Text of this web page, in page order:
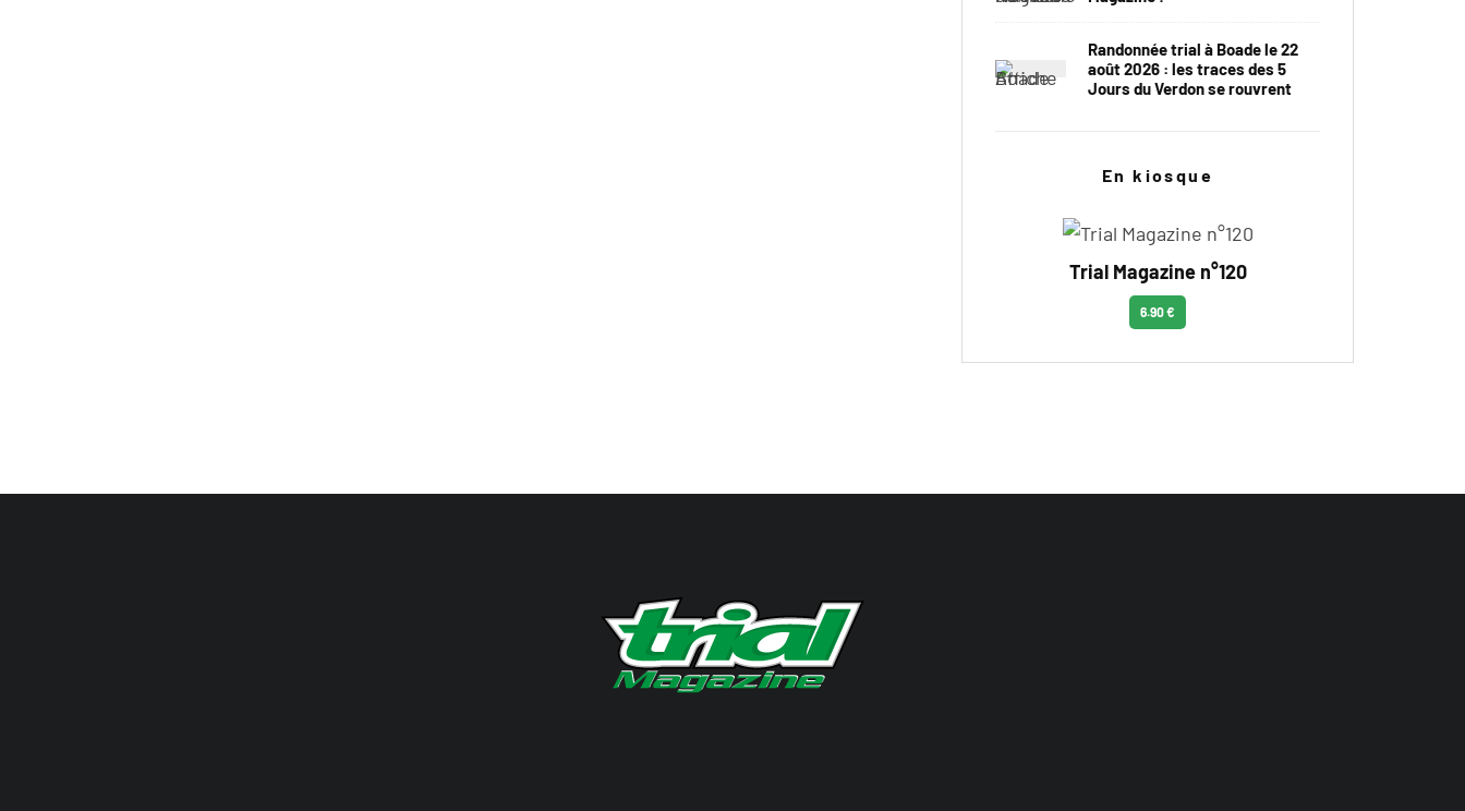
Randonnée trial à Boade le 22
août 2026 : les traces des 5
Jours du Verdon se rouvrent
En kiosque
Trial Magazine n°120
6.90 €